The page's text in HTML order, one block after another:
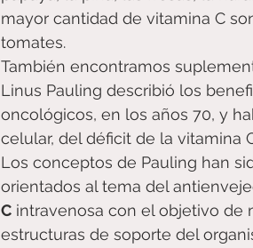
mayor cantidad de vitamina C
tomates.
También encontramos
Linus Pauling describió los
oncológicos, en los años 70, y
celular, del déficit de la vitamina
Los conceptos de Pauling han
orientados al tema del
C intravenosa con el objetivo de
estructuras de soporte del